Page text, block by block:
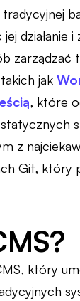
działanie
jak
, które
z
Git, który
który